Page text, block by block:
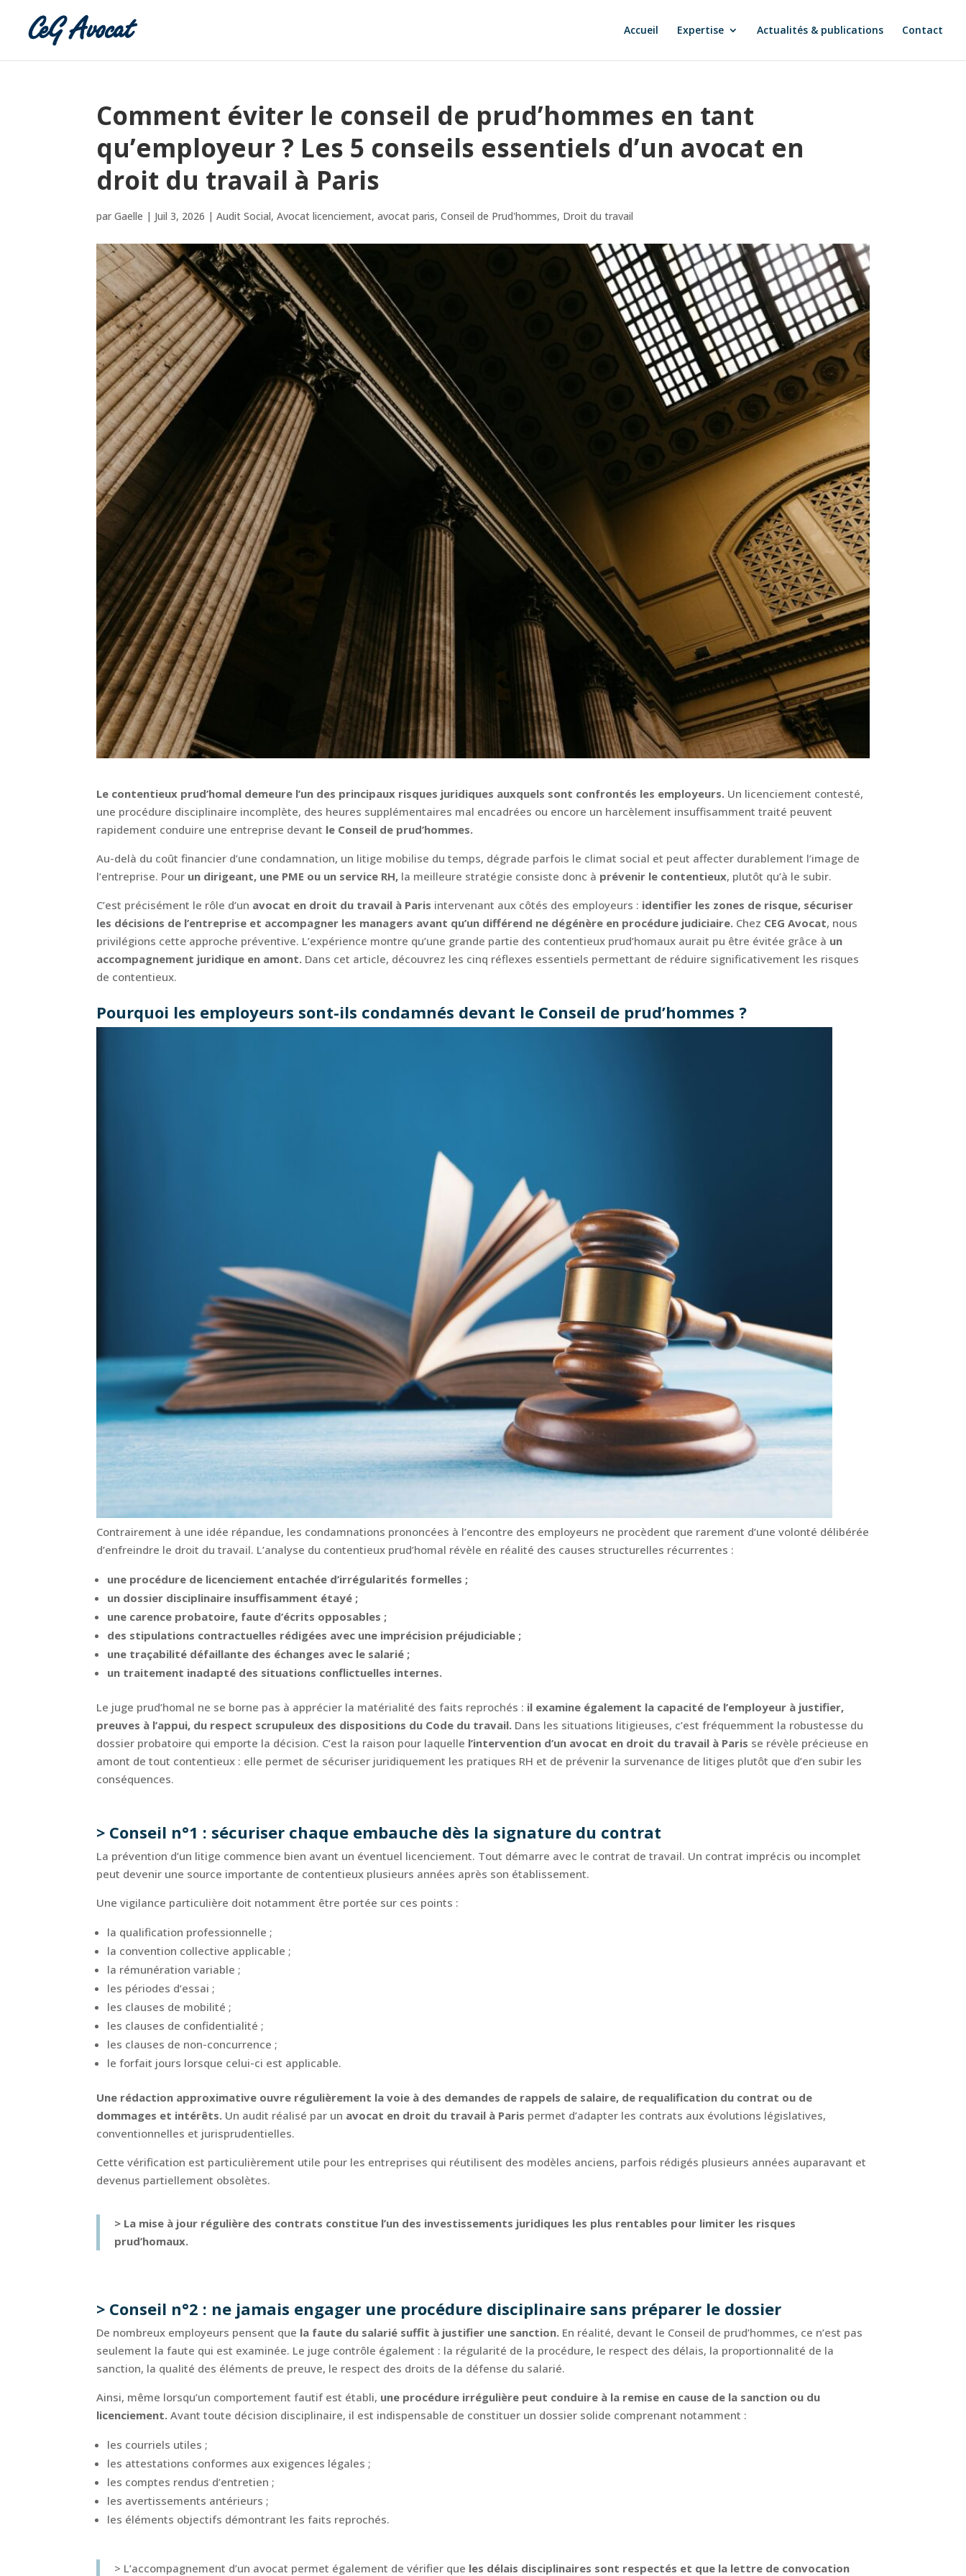
Accueil Expertise Actualités & publications Contact
Comment éviter le conseil de prud’hommes en tant
qu’employeur ? Les 5 conseils essentiels d’un avocat en
droit du travail à Paris
parGaelle | Juil 3, 2026 |Audit Social,Avocat licenciement,avocat paris,Conseil de Prud'hommes, Droit du travail
Le contentieux prud’homal demeure l’un des principaux risques juridiques auxquels sont confrontés les employeurs. Un licenciement contesté,
une procédure disciplinaire incomplète, des heures supplémentaires mal encadrées ou encore un harcèlement insuffisamment traité peuvent
rapidement conduire une entreprise devant le Conseil de prud’hommes.
Au-delà du coût financier d’une condamnation, un litige mobilise du temps, dégrade parfois le climat social et peut affecter durablement l’image de
l’entreprise. Pour un dirigeant, une PME ou un service RH, la meilleure stratégie consiste donc à prévenir le contentieux, plutôt qu’à le subir.
C’est précisément le rôle d’un avocat en droit du travail à Paris intervenant aux côtés des employeurs : identifier les zones de risque, sécuriser
les décisions de l’entreprise et accompagner les managers avant qu’un différend ne dégénère en procédure judiciaire. Chez CEG Avocat, nous
privilégions cette approche préventive. L’expérience montre qu’une grande partie des contentieux prud’homaux aurait pu être évitée grâce à un
accompagnement juridique en amont. Dans cet article, découvrez les cinq réflexes essentiels permettant de réduire significativement les risques
de contentieux.
Pourquoi les employeurs sont-ils condamnés devant le Conseil de prud’hommes ?
Contrairement à une idée répandue, les condamnations prononcées à l’encontre des employeurs ne procèdent que rarement d’une volonté délibérée
d’enfreindre le droit du travail. L’analyse du contentieux prud’homal révèle en réalité des causes structurelles récurrentes :
une procédure de licenciement entachée d’irrégularités formelles ;
un dossier disciplinaire insuffisamment étayé ;
une carence probatoire, faute d’écrits opposables ;
des stipulations contractuelles rédigées avec une imprécision préjudiciable ;
une traçabilité défaillante des échanges avec le salarié ;
un traitement inadapté des situations conflictuelles internes.
Le juge prud’homal ne se borne pas à apprécier la matérialité des faits reprochés : il examine également la capacité de l’employeur à justifier,
preuves à l’appui, du respect scrupuleux des dispositions du Code du travail. Dans les situations litigieuses, c’est fréquemment la robustesse du
dossier probatoire qui emporte la décision. C’est la raison pour laquelle l’intervention d’un avocat en droit du travail à Paris se révèle précieuse en
amont de tout contentieux : elle permet de sécuriser juridiquement les pratiques RH et de prévenir la survenance de litiges plutôt que d’en subir les
conséquences.
> Conseil n°1 : sécuriser chaque embauche dès la signature du contrat
La prévention d’un litige commence bien avant un éventuel licenciement. Tout démarre avec le contrat de travail. Un contrat imprécis ou incomplet
peut devenir une source importante de contentieux plusieurs années après son établissement.
Une vigilance particulière doit notamment être portée sur ces points :
la qualification professionnelle ;
la convention collective applicable ;
la rémunération variable ;
les périodes d’essai ;
les clauses de mobilité ;
les clauses de confidentialité ;
les clauses de non-concurrence ;
le forfait jours lorsque celui-ci est applicable.
Une rédaction approximative ouvre régulièrement la voie à des demandes de rappels de salaire, de requalification du contrat ou de
dommages et intérêts. Un audit réalisé par un avocat en droit du travail à Paris permet d’adapter les contrats aux évolutions législatives,
conventionnelles et jurisprudentielles.
Cette vérification est particulièrement utile pour les entreprises qui réutilisent des modèles anciens, parfois rédigés plusieurs années auparavant et
devenus partiellement obsolètes.
> La mise à jour régulière des contrats constitue l’un des investissements juridiques les plus rentables pour limiter les risques
prud’homaux.
> Conseil n°2 : ne jamais engager une procédure disciplinaire sans préparer le dossier
De nombreux employeurs pensent que la faute du salarié suffit à justifier une sanction. En réalité, devant le Conseil de prud’hommes, ce n’est pas
seulement la faute qui est examinée. Le juge contrôle également : la régularité de la procédure, le respect des délais, la proportionnalité de la
sanction, la qualité des éléments de preuve, le respect des droits de la défense du salarié.
Ainsi, même lorsqu’un comportement fautif est établi, une procédure irrégulière peut conduire à la remise en cause de la sanction ou du
licenciement.Avant toute décision disciplinaire, il est indispensable de constituer un dossier solide comprenant notamment :
les courriels utiles ;
les attestations conformes aux exigences légales ;
les comptes rendus d’entretien ;
les avertissements antérieurs ;
les éléments objectifs démontrant les faits reprochés.
> L’accompagnement d’un avocat permet également de vérifier que les délais disciplinaires sont respectés et que la lettre de convocation